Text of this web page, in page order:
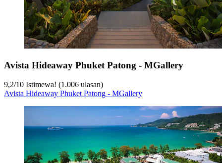
Avista Hideaway Phuket Patong - MGallery
9,2/10 Istimewa! (1.006 ulasan)
Avista Hideaway Phuket Patong - MGallery